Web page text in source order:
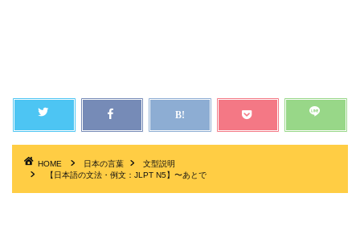
HOME 日本の言葉
文型説明
【日本語の文法・例文：JLPT N5】〜あとで